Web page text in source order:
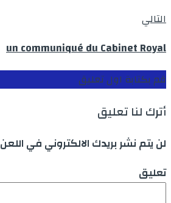
التالي
un communiqué du Cabinet Royal
قم بكتابة اول تعليق
أترك لنا تعليق
لن يتم نشر بريدك الالكتروني في اللعن
تعليق